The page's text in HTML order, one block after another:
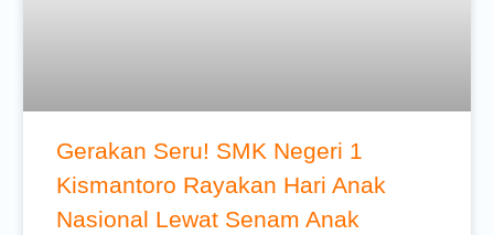
Gerakan Seru! SMK Negeri 1
Kismantoro Rayakan Hari Anak
Nasional Lewat Senam Anak